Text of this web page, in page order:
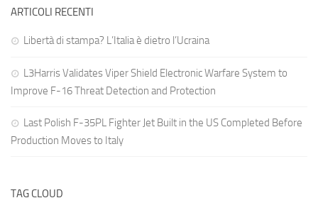
ARTICOLI RECENTI
Libertà di stampa? L’Italia è dietro l’Ucraina
L3Harris Validates Viper Shield Electronic Warfare System to
Improve F-16 Threat Detection and Protection
Last Polish F-35PL Fighter Jet Built in the US Completed Before
Production Moves to Italy
TAG CLOUD